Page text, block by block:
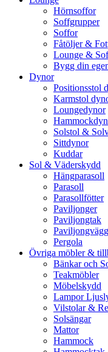
Hörnsoffor
Soffgrupper
Soffor
Fåtöljer &
Lounge &
Bygg din
Dynor
Positionsstol
Karmstol
Loungedynor
Solstol &
Sittdynor
Kuddar
Sol & Väderskydd
Hängparasoll
Parasoll
Parasollfötter
Paviljonger
Paviljongtak
Pergola
Övriga möbler &
Bänkar och
Teakmöbler
Möbelskydd
Lampor
Vilstolar &
Solsängar
Mattor
Hammock